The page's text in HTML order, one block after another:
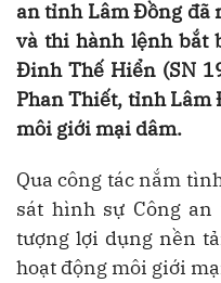
an tỉnh Lâm Đồng đã
và thi hành lệnh bắt
Đinh Thế Hiển (SN
Phan Thiết, tỉnh Lâm
môi giới mại dâm.
Qua công tác nắm
sát hình sự Công
tượng lợi dụng nền
hoạt động môi giới